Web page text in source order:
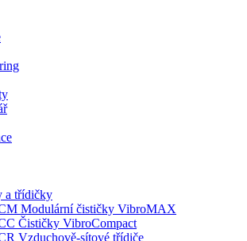
a třídičky
Modulární čističky VibroMAX
Čističky VibroCompact
Vzduchově-sítové třídiče